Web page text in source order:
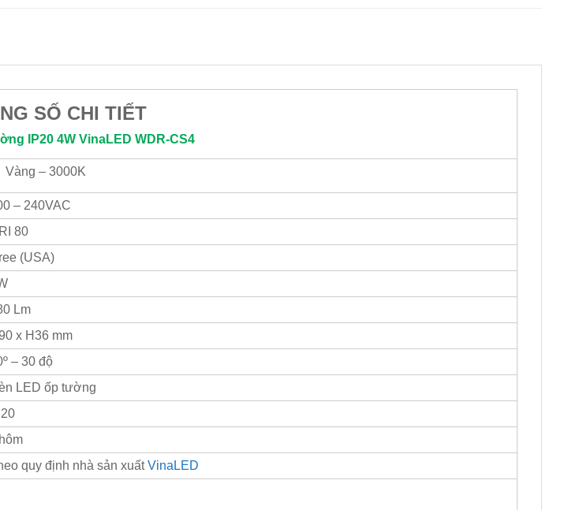
SỐ CHI TIẾT
IP20 4W VinaLED WDR-CS4
Vàng – 3000K
– 240VAC
80
(USA)
Lm
x H36 mm
– 30 độ
LED ốp tường
quy định nhà sản xuấtVinaLED